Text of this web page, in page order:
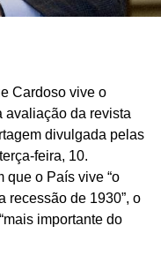
Cardoso vive o
avaliação da revista
divulgada pelas
feira, 10.
que o País vive “o
recessão de 1930”, o
importante do